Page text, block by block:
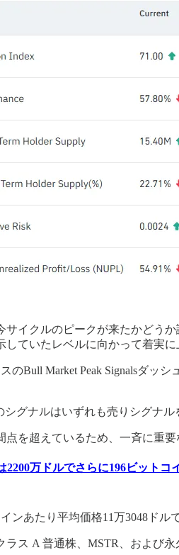
サイクルのピークが来たかどう
していたレベルに向かって着実に
のBull Market Peak Signalsダッ
シグナルはいずれも売りシグナ
点を超えているため、一斉に重
2200万ドルでさらに196ビット
ンあたり平均価格11万3048ド
ラス A 普通株、MSTR、および